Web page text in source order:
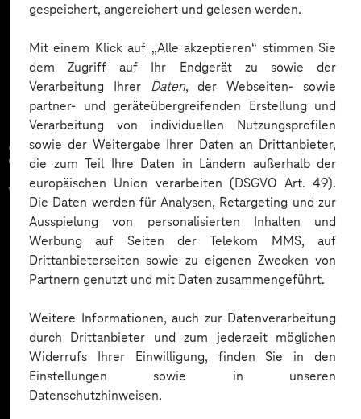
gespeichert, angereichert und gelesen werden.
Mit einem Klick auf „Alle akzeptieren“ stimmen Sie
dem Zugriff auf Ihr Endgerät zu sowie der
Verarbeitung Ihrer Daten, der Webseiten- sowie
partner- und geräteübergreifenden Erstellung und
Verarbeitung von individuellen Nutzungsprofilen
sowie der Weitergabe Ihrer Daten an Drittanbieter,
die zum Teil Ihre Daten in Ländern außerhalb der
europäischen Union verarbeiten (DSGVO Art. 49).
Die Daten werden für Analysen, Retargeting und zur
Ausspielung von personalisierten Inhalten und
Werbung auf Seiten der Telekom MMS, auf
Drittanbieterseiten sowie zu eigenen Zwecken von
Partnern genutzt und mit Daten zusammengeführt.
Weitere Informationen, auch zur Datenverarbeitung
durch Drittanbieter und zum jederzeit möglichen
Widerrufs Ihrer Einwilligung, finden Sie in den
Einstellungen sowie in unseren
Datenschutzhinweisen.
Mehr laden
Zahlreiche Unternehmen
vertrauen auf unsere
Expertise. Hier eine Auswahl: